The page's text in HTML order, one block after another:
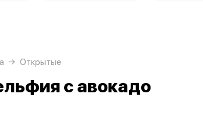
Открытые
с авокадо